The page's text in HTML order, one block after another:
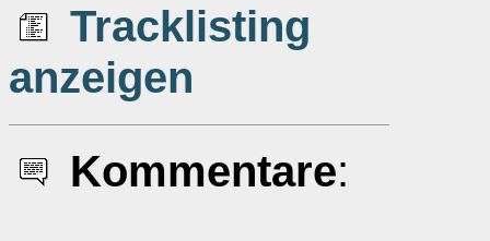
Tracklisting
anzeigen
Kommentare: